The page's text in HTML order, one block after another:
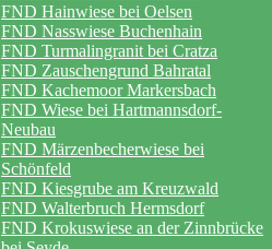
FND Hainwiese bei Oelsen
FND Nasswiese Buchenhain
FND Turmalingranit bei Cratza
FND Zauschengrund Bahratal
FND Kachemoor Markersbach
FND Wiese bei Hartmannsdorf-
Neubau
FND Märzenbecherwiese bei
Schönfeld
FND Kiesgrube am Kreuzwald
FND Walterbruch Hermsdorf
FND Krokuswiese an der Zinnbrücke